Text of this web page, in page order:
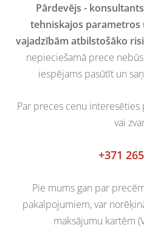
Pārdevējs -
tehniskajos parametros
vajadzībām atbilstošāko
nepieciešamā prece
iespējams pasūtīt un
Par preces cenu interesēties
vai
+371
Pie mums gan par
pakalpojumiem, var
maksājumu kartēm